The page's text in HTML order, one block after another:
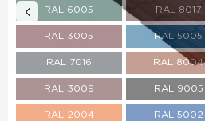
RAL 6005 RAL 8017
RAL 3005 RAL 5005
RAL 7016 RAL 8004
RAL 3009 RAL 9005
RAL 2004 RAL 5002